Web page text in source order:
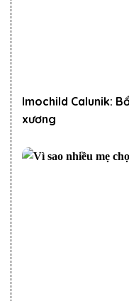
Imochild Calunik:
xương